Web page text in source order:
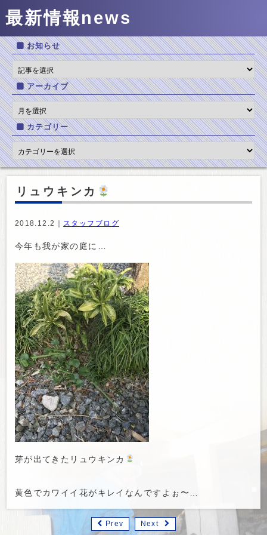
最新情報news
お知らせ
アーカイブ
カテゴリー
リュウキンカ
2018.12.2｜ スタッフブログ
今年も我が家の庭に…
芽が出てきたリュウキンカ
黄色でカワイイ花がキレイなんですよぉ〜…
Prev Next